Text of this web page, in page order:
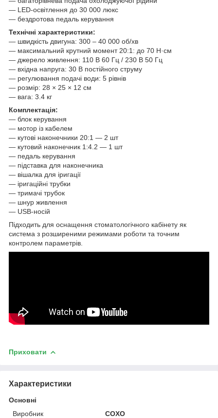
— LED-освітлення до 30 000 люкс
— бездротова педаль керування
Технічні характеристики:
— швидкість двигуна: 300 – 40 000 об/хв
— максимальний крутний момент 20:1: до 70 Н·см
— джерело живлення: 110 В 60 Гц / 230 В 50 Гц
— вхідна напруга: 30 В постійного струму
— регулювання подачі води: 5 рівнів
— розмір: 28 × 25 × 12 см
— вага: 3.4 кг
Комплектація:
— блок керування
— мотор із кабелем
— кутові наконечники 20:1 — 2 шт
— кутовий наконечник 1:4.2 — 1 шт
— педаль керування
— підставка для наконечника
— вішалка для іригації
— іригаційні трубки
— тримачі трубок
— шнур живлення
— USB-носій
Підходить для оснащення стоматологічного кабінету як
система з розширеними режимами роботи та точним
контролем параметрів.
Приховати
Характеристики
Основні
Виробник
COXO